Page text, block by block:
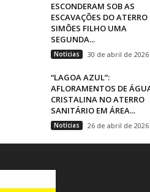
ESCONDERAM SOB AS
ESCAVAÇÕES DO ATERRO
SIMÕES FILHO UMA
SEGUNDA...
Notícias 30 de abril de 2026
“LAGOA AZUL”:
AFLORAMENTOS DE
CRISTALINA NO ATERRO
SANITÁRIO EM ÁREA...
Notícias 26 de abril de 2026